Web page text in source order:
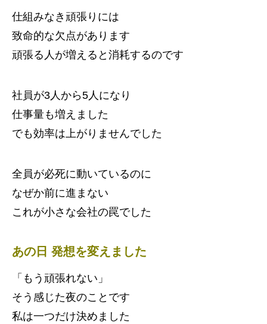
仕組みなき頑張りには
致命的な欠点があります
頑張る人が増えると消耗するのです
社員が3人から5人になり
仕事量も増えました
でも効率は上がりませんでした
全員が必死に動いているのに
なぜか前に進まない
これが小さな会社の罠でした
あの日 発想を変えました
「もう頑張れない」
そう感じた夜のことです
私は一つだけ決めました